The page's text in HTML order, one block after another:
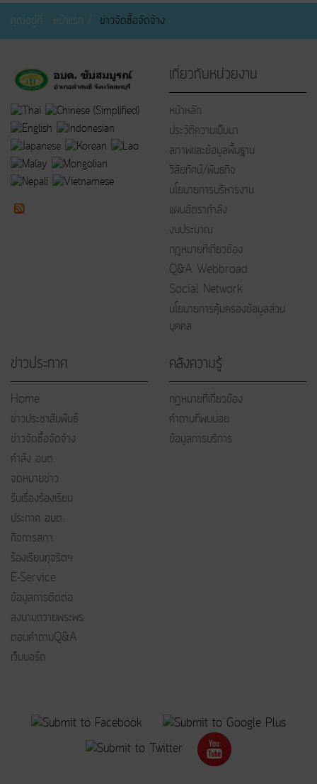
คุณอยู่ที่: หน้าแรก ข่าวจัดซื้อจัดจ้าง
เกี่ยวกับหน่วยงาน
หน้าหลัก
ประวัติความเป็นมา
สภาพและข้อมูลพื้นฐาน
วิสัยทัศน์/พันธกิจ
นโยบายการบริหารงาน
แผนอัตรากำลัง
งบประมาณ
กฎหมายที่เกี่ยวข้อง
Q&A Webbroad
Social Network
นโยบายการคุ้มครองข้อมูลส่วน
บุคคล
ข่าวประกาศ
Home
ข่าวประชาสัมพันธ์
ข่าวจัดซื้อจัดจ้าง
คำสั่ง อบต.
จดหมายข่าว
รับเรื่องร้องเรียน
ประกาศ อบต.
กิจการสภา
ร้องเรียนทุจริตฯ
E-Service
ข้อมูลการติดต่อ
ลงนามถวายพระพร
ตอบคำถามQ&A
เว็บบอร์ด
คลังความรู้
กฏหมายที่เกี่ยวข้อง
คำถามที่พบบ่อย
ข้อมูลการบริการ